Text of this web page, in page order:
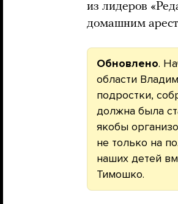
из лидеров
домашним
Обновлено.
области
подростки,
должна была
якобы
не только на
наших детей
Тимошко.